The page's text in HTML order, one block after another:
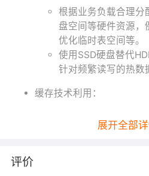
根据业务负载合理分
盘空间等硬件资源，
优化临时表空间等。
使用SSD硬盘替代
针对频繁读写的热数
缓存技术利用：
版本中已废弃，但
展开全部
评价